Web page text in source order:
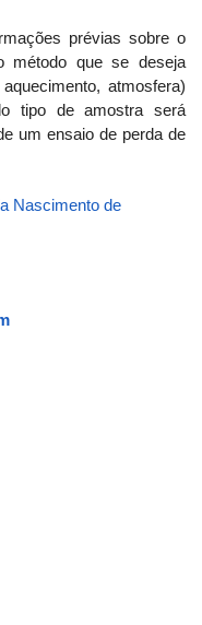
prévias sobre o
método que se deseja
atmosfera)
tipo de amostra será
um ensaio de perda de
Nascimento de